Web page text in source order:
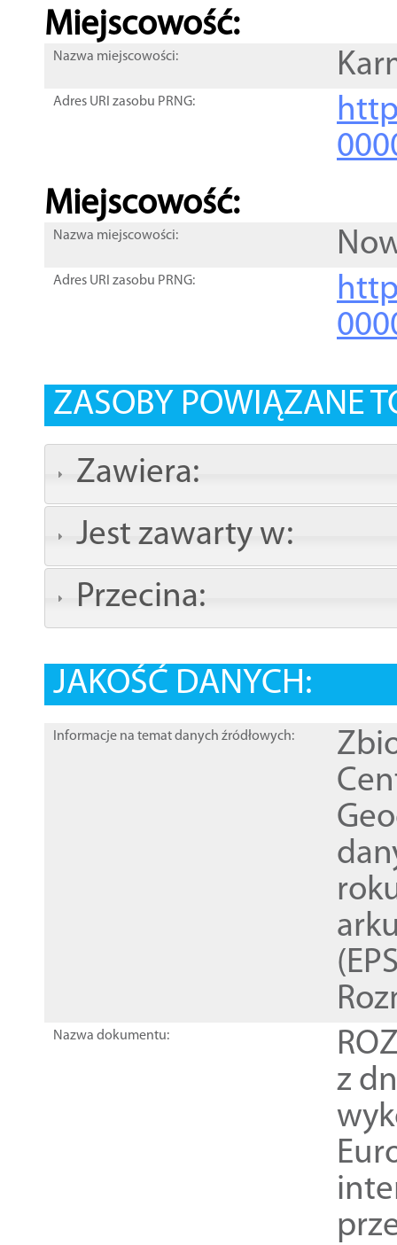
Miejscowość:
Nazwa miejscowości:
Adres URI zasobu PRNG:
Miejscowość:
Nazwa miejscowości:
Adres URI zasobu PRNG:
ZASOBY POWIĄZANE
Zawiera:
Jest zawarty w:
Przecina:
JAKOŚĆ DANYCH:
Informacje na temat danych źródłowych:
Nazwa dokumentu:
z